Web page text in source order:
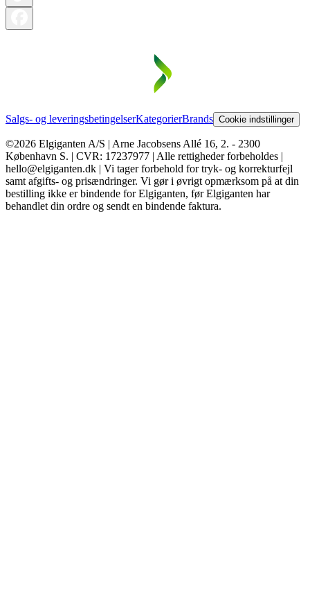
Salgs- og leveringsbetingelserKategorierBrands Cookie indstillinger
©2026 Elgiganten A/S | Arne Jacobsens Allé 16, 2. - 2300
København S. | CVR: 17237977 | Alle rettigheder forbeholdes |
hello@elgiganten.dk | Vi tager forbehold for tryk- og korrekturfejl
samt afgifts- og prisændringer. Vi gør i øvrigt opmærksom på at din
bestilling ikke er bindende for Elgiganten, før Elgiganten har
behandlet din ordre og sendt en bindende faktura.